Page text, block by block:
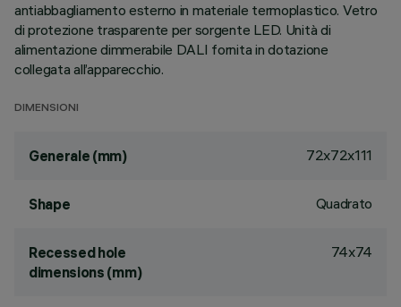
antiabbagliamento esterno in materiale termoplastico. Vetro
di protezione trasparente per sorgente LED. Unità di
alimentazione dimmerabile DALI fornita in dotazione
collegata all’apparecchio.
DIMENSIONI
Generale (mm) 72x72x111
Shape Quadrato
Recessed hole
dimensions (mm)
74x74